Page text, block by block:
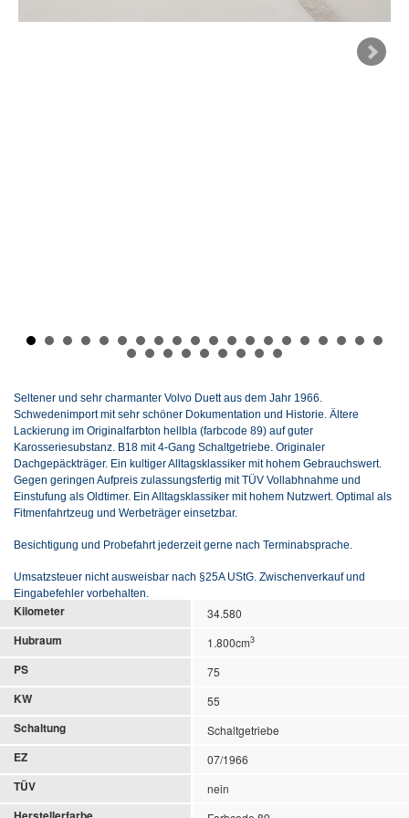
Seltener und sehr charmanter Volvo Duett aus dem Jahr 1966.
Schwedenimport mit sehr schöner Dokumentation und Historie. Ältere
Lackierung im Originalfarbton hellbla (farbcode 89) auf guter
Karosseriesubstanz. B18 mit 4-Gang Schaltgetriebe. Originaler
Dachgepäckträger. Ein kultiger Alltagsklassiker mit hohem Gebrauchswert.
Gegen geringen Aufpreis zulassungsfertig mit TÜV Vollabhnahme und
Einstufung als Oldtimer. Ein Alltagsklassiker mit hohem Nutzwert. Optimal als
Fitmenfahrtzeug und Werbeträger einsetzbar.
Besichtigung und Probefahrt jederzeit gerne nach Terminabsprache.
Umsatzsteuer nicht ausweisbar nach §25A UStG. Zwischenverkauf und
Eingabefehler vorbehalten.
Kilometer 34.580
Hubraum 1.800cm3
PS 75
KW 55
Schaltung Schaltgetriebe
EZ 07/1966
TÜV nein